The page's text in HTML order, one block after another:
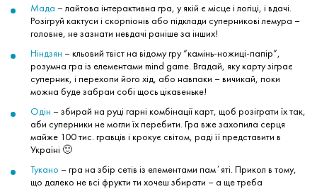
Мада – лайтова інтерактивна гра, у якій є місце і логіці, і вдачі.
Розігруй кактуси і скорпіонів або підклади суперникові лемура –
головне, не зазнати невдачі раніше за інших!
Ніндзян – кльовий твіст на відому гру “камінь-ножиці-папір”,
розумна гра із елементами mind game. Вгадай, яку карту зіграє
суперник, і перехопи його хід, або навпаки – вичикай, поки
можна буде забраи собі щось цікавеньке!
Одін – збирай на руці гарні комбінації карт, щоб розіграти їх так,
аби суперники не могли їх перебити. Гра вже захопила серця
майже 100 тис. гравців і крокує світом, раді її представити в
Україні 🙂
Тукано – гра на збір сетів із елементами памʼяті. Прикол в тому,
що далеко не всі фрукти ти хочеш збирати – а ще треба